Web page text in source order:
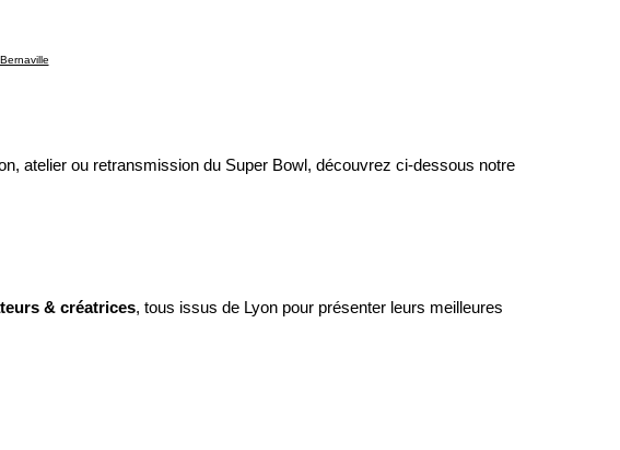
atelier ou retransmission du Super Bowl, découvrez ci-dessous notre
& créatrices, tous issus de Lyon pour présenter leurs meilleures